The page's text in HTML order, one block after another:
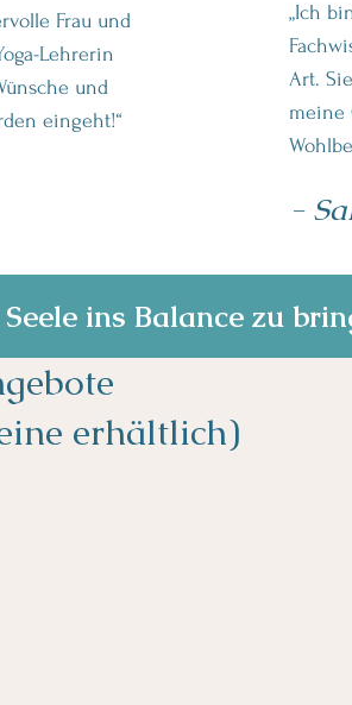
Frau und
Lehrerin
und
eingeht!“
„Ich
Art.
meine
-
ins Balance zu
erhältlich)